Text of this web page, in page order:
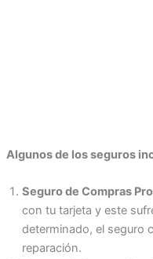
Algunos de los seguros
Seguro de Compras
con tu tarjeta y este
determinado, el seguro
reparación.